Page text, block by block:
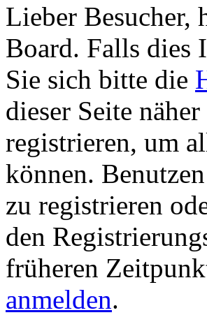
Lieber
Board. Falls dies
Sie sich bitte die
dieser Seite
registrieren, um
können.
zu registrieren
den
früheren
anmelden.